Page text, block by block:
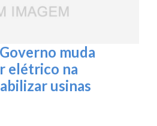
muda
elétrico na
usinas